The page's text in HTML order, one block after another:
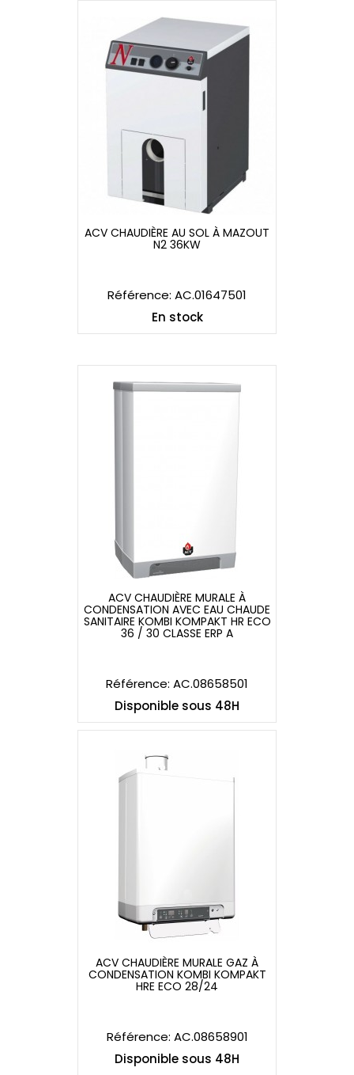
ACV CHAUDIÈRE AU SOL À MAZOUT
N2 36KW
Référence: AC.01647501
En stock
ACV CHAUDIÈRE MURALE À
CONDENSATION AVEC EAU CHAUDE
ACV CHAUDIÈRE MURALE À
CONDENSATION AVEC EAU CHAUDE
SANITAIRE KOMBI KOMPAKT HR ECO
36 / 30 CLASSE ERP A
Référence: AC.08658501
Disponible sous 48H
ACV CHAUDIÈRE MURALE GAZ À
ACV CHAUDIÈRE MURALE GAZ À
CONDENSATION KOMBI KOMPAKT
HRE ECO 28/24
Référence: AC.08658901
Disponible sous 48H